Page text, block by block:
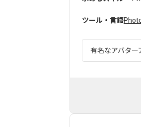
ツール・言語
有名なアバター